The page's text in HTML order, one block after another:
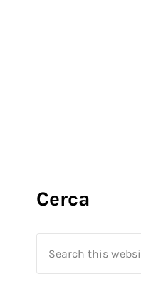
Cerca